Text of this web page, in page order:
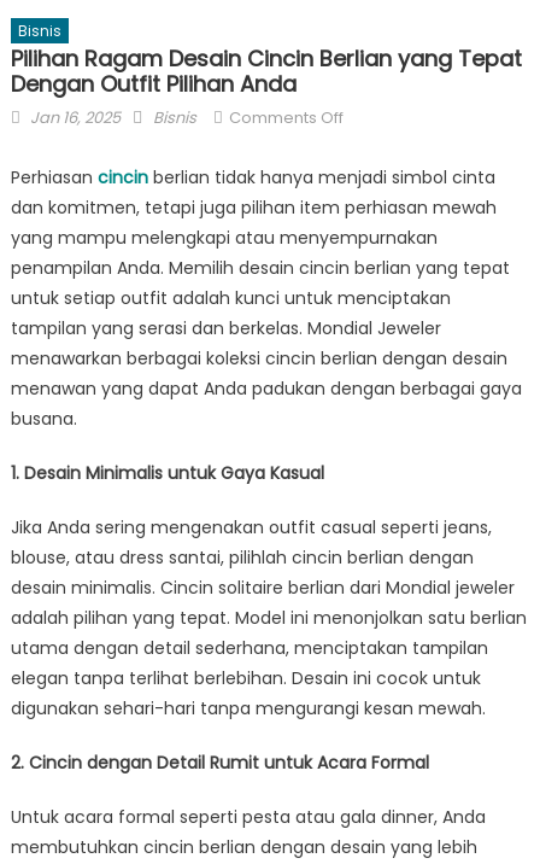
Bisnis
Pilihan Ragam Desain Cincin Berlian yang Tepat
Dengan Outfit Pilihan Anda
Posted
Jan 16, 2025 Author
Bisnis Comments Offon
Ragam
Desain
Berlian
Tepat
Dengan
Outfit
Pilihan
Perhiasan cincinberlian tidak hanya menjadi simbol cinta
dan komitmen, tetapi juga pilihan item perhiasan mewah
yang mampu melengkapi atau menyempurnakan
penampilan Anda. Memilih desain cincin berlian yang tepat
untuk setiap outfit adalah kunci untuk menciptakan
tampilan yang serasi dan berkelas. Mondial Jeweler
menawarkan berbagai koleksi cincin berlian dengan desain
menawan yang dapat Anda padukan dengan berbagai gaya
busana.
1. Desain Minimalis untuk Gaya Kasual
Jika Anda sering mengenakan outfit casual seperti jeans,
blouse, atau dress santai, pilihlah cincin berlian dengan
desain minimalis. Cincin solitaire berlian dari Mondial jeweler
adalah pilihan yang tepat. Model ini menonjolkan satu berlian
utama dengan detail sederhana, menciptakan tampilan
elegan tanpa terlihat berlebihan. Desain ini cocok untuk
digunakan sehari-hari tanpa mengurangi kesan mewah.
2. Cincin dengan Detail Rumit untuk Acara Formal
Untuk acara formal seperti pesta atau gala dinner, Anda
membutuhkan cincin berlian dengan desain yang lebih